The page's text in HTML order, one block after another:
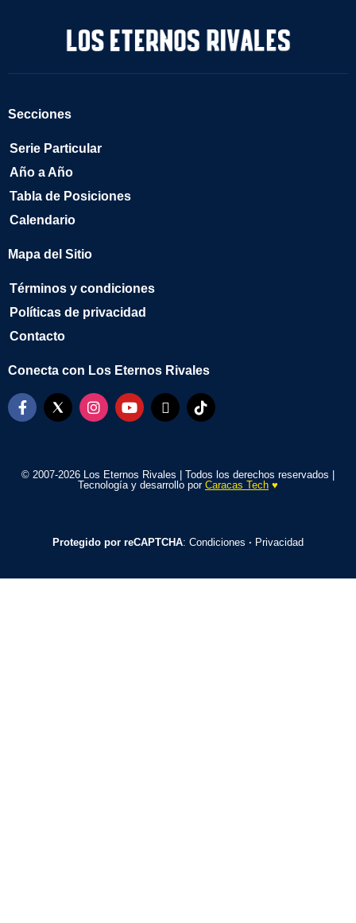
Secciones
Serie Particular
Año a Año
Tabla de Posiciones
Calendario
Mapa del Sitio
Términos y condiciones
Políticas de privacidad
Contacto
Conecta con Los Eternos Rivales
© 2007-2026 Los Eternos Rivales | Todos los derechos reservados |
Tecnología y desarrollo por Caracas Tech ♥️
Protegido por reCAPTCHA: Condiciones · Privacidad